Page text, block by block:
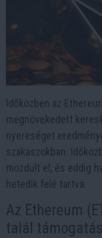
Időközben az
megnövekedett
nyereséget
szakaszokban.
mozdult el, és eddig
hetedik felé tartva.
Az Ethereum
talál